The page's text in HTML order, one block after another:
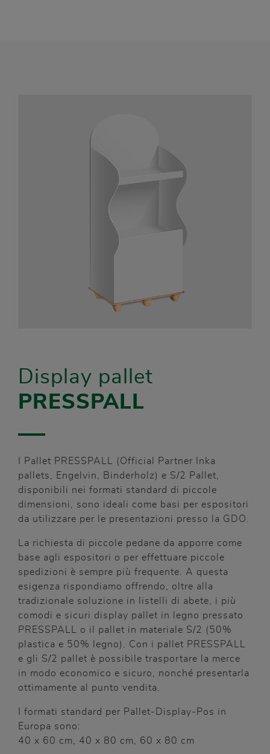
Display pallet
PRESSPALL
I Pallet PRESSPALL (Official Partner Inka
pallets, Engelvin, Binderholz) e S/2 Pallet,
disponibili nei formati standard di piccole
dimensioni, sono ideali come basi per espositori
da utilizzare per le presentazioni presso la GDO.
La richiesta di piccole pedane da apporre come
base agli espositori o per effettuare piccole
spedizioni è sempre più frequente. A questa
esigenza rispondiamo offrendo, oltre alla
tradizionale soluzione in listelli di abete, i più
comodi e sicuri display pallet in legno pressato
PRESSPALL o il pallet in materiale S/2 (50%
plastica e 50% legno). Con i pallet PRESSPALL
e gli S/2 pallet è possibile trasportare la merce
in modo economico e sicuro, nonché presentarla
ottimamente al punto vendita.
I formati standard per Pallet-Display-Pos in
Europa sono:
40 x 60 cm, 40 x 80 cm, 60 x 80 cm